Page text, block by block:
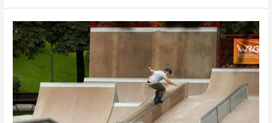
Material
Skatepark:
Skateparks
de
Acero